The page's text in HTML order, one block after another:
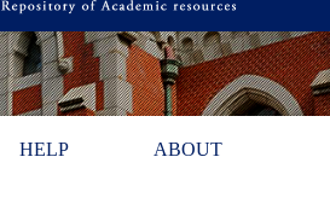
HELP ABOUT